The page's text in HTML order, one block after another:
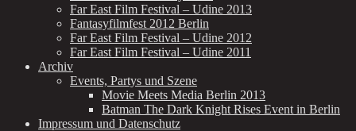
Far East Film Festival – Udine 2013
Fantasyfilmfest 2012 Berlin
Far East Film Festival – Udine 2012
Far East Film Festival – Udine 2011
Archiv
Events, Partys und Szene
Movie Meets Media Berlin 2013
Batman The Dark Knight Rises Event in Berlin
Impressum und Datenschutz